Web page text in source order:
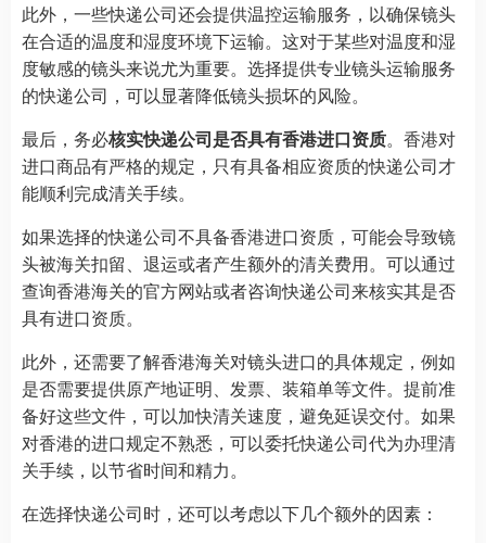
此外，一些快递公司还会提供温控运输服务，以确保镜头
在合适的温度和湿度环境下运输。这对于某些对温度和湿
度敏感的镜头来说尤为重要。选择提供专业镜头运输服务
的快递公司，可以显著降低镜头损坏的风险。
最后，务必核实快递公司是否具有香港进口资质。香港对
进口商品有严格的规定，只有具备相应资质的快递公司才
能顺利完成清关手续。
如果选择的快递公司不具备香港进口资质，可能会导致镜
头被海关扣留、退运或者产生额外的清关费用。可以通过
查询香港海关的官方网站或者咨询快递公司来核实其是否
具有进口资质。
此外，还需要了解香港海关对镜头进口的具体规定，例如
是否需要提供原产地证明、发票、装箱单等文件。提前准
备好这些文件，可以加快清关速度，避免延误交付。如果
对香港的进口规定不熟悉，可以委托快递公司代为办理清
关手续，以节省时间和精力。
在选择快递公司时，还可以考虑以下几个额外的因素：